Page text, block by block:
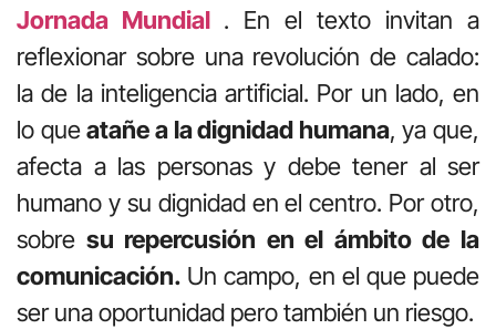
Jornada Mundial . En el texto invitan a
reflexionar sobre una revolución de calado:
la de la inteligencia artificial. Por un lado, en
lo queatañe a la dignidad humana, ya que,
afecta a las personas y debe tener al ser
humano y su dignidad en el centro. Por otro,
sobre su repercusión en el ámbito de la
comunicación. Un campo, en el que puede
ser una oportunidad pero también un riesgo.